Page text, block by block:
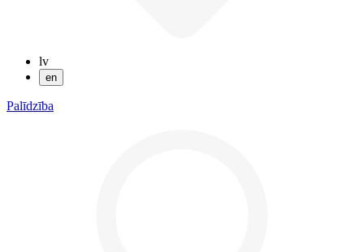
lv
en
Palīdzība